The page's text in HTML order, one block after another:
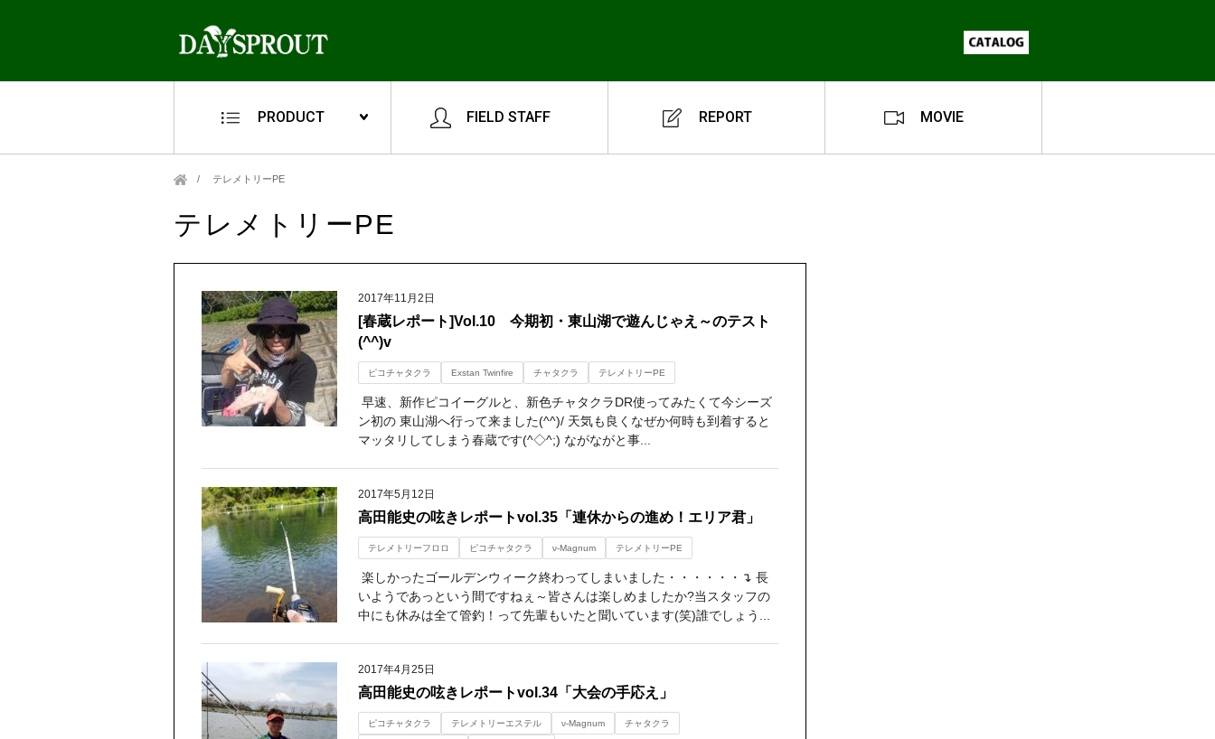
PRODUCT FIELD STAFF REPORT MOVIE
テレメトリーPE
テレメトリーPE
2017年11月2日
[春蔵レポート]Vol.10 今期初・東山湖で遊んじゃえ～のテスト
(^^)v
ピコチャタクラ Exstan Twinfire チャタクラ テレメトリーPE
早速、新作ピコイーグルと、新色チャタクラDR使ってみたくて今シーズ
ン初の 東山湖へ行って来ました(^^)/ 天気も良くなぜか何時も到着すると
マッタリしてしまう春蔵です(^◇^;) ながながと事...
2017年5月12日
高田能史の呟きレポートvol.35「連休からの進め！エリア君」
テレメトリーフロロ ピコチャタクラ ν-Magnum テレメトリーPE
楽しかったゴールデンウィーク終わってしまいました・・・・・・↴ 長
いようであっという間ですねぇ～皆さんは楽しめましたか?当スタッフの
中にも休みは全て管釣！って先輩もいたと聞いています(笑)誰でしょう...
2017年4月25日
高田能史の呟きレポートvol.34「大会の手応え」
ピコチャタクラ テレメトリーエステル ν-Magnum チャタクラ